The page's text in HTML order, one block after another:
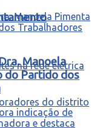
Manoela
do Partido dos